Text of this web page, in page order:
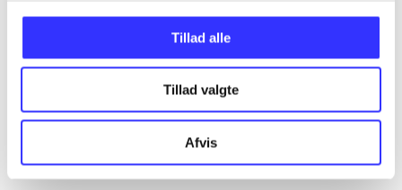
Tillad alle
Tillad valgte
Afvis